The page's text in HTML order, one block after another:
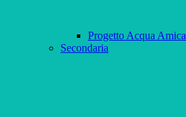
Progetto Acqua Amica
Secondaria